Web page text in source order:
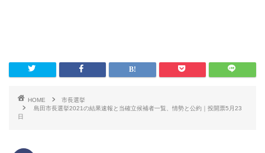
HOME
市長選挙
島田市長選挙2021の結果速報と当確立候補者一覧、情勢と公約｜投開票5月23
日